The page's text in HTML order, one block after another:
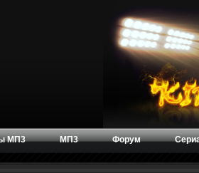
МП3 МП3 Форум